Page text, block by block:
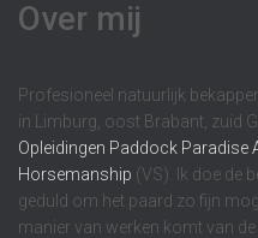
Over mij
Profesioneel natuurlijk
in Limburg, oost Brabant, zuid
Opleidingen Paddock Paradise
Horsemanship (VS). Ik doe de
geduld om het paard zo fijn
manier van werken komt van